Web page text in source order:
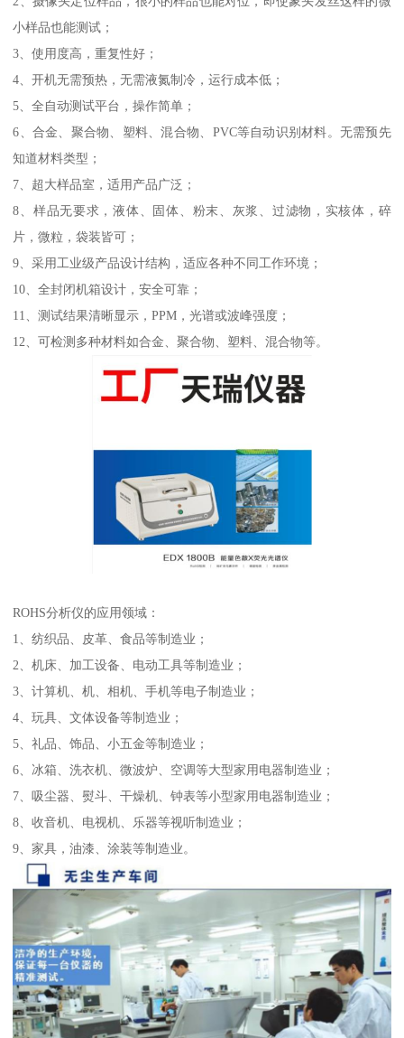
小样品也能测试；
3、使用度高，重复性好；
4、开机无需预热，无需液氮制冷，运行成本低；
5、全自动测试平台，操作简单；
6、合金、聚合物、塑料、混合物、PVC等自动识别材料。无需预先
知道材料类型；
7、超大样品室，适用产品广泛；
8、样品无要求，液体、固体、粉末、灰浆、过滤物，实核体，碎
片，微粒，袋装皆可；
9、采用工业级产品设计结构，适应各种不同工作环境；
10、全封闭机箱设计，安全可靠；
11、测试结果清晰显示，PPM，光谱或波峰强度；
12、可检测多种材料如合金、聚合物、塑料、混合物等。
ROHS分析仪的应用领域：
1、纺织品、皮革、食品等制造业；
2、机床、加工设备、电动工具等制造业；
3、计算机、机、相机、手机等电子制造业；
4、玩具、文体设备等制造业；
5、礼品、饰品、小五金等制造业；
6、冰箱、洗衣机、微波炉、空调等大型家用电器制造业；
7、吸尘器、熨斗、干燥机、钟表等小型家用电器制造业；
8、收音机、电视机、乐器等视听制造业；
9、家具，油漆、涂装等制造业。